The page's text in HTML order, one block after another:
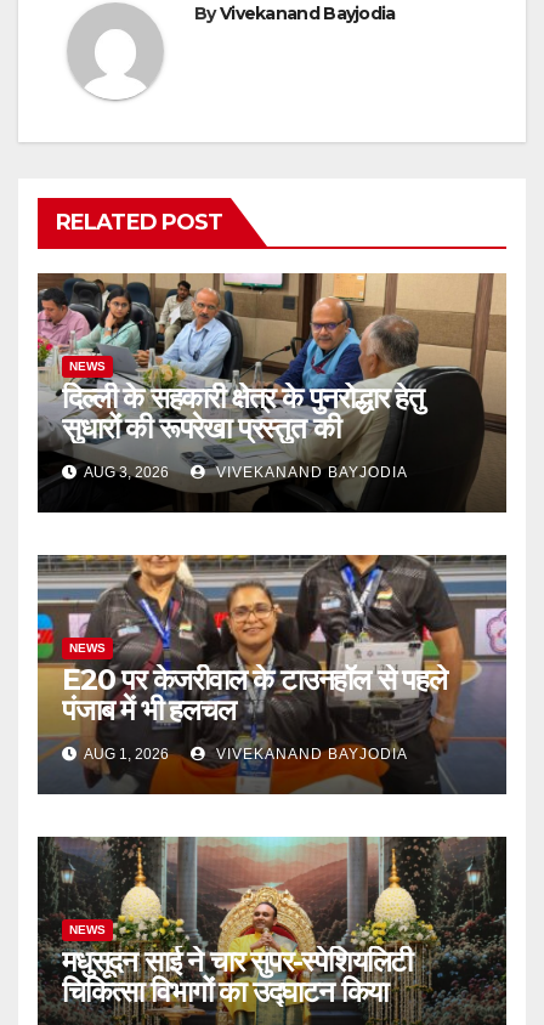
ByVivekanand Bayjodia
RELATED POST
NEWS
दिल्ली के सहकारी क्षेत्र के पुनरोद्धार हेतु
सुधारों की रूपरेखा प्रस्तुत की
AUG 3, 2026 VIVEKANAND BAYJODIA
NEWS
E20 पर केजरीवाल के टाउनहॉल से पहले
पंजाब में भी हलचल
AUG 1, 2026 VIVEKANAND BAYJODIA
NEWS
मधुसूदन साई ने चार सुपर-स्पेशियलिटी
चिकित्सा विभागों का उद्घाटन किया